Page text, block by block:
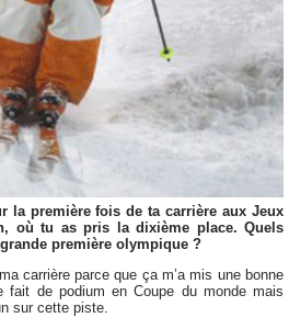
la première fois de ta carrière aux Jeux
où tu as pris la dixième place. Quels
première olympique ?
carrière parce que ça m’a mis une bonne
fait de podium en Coupe du monde mais
sur cette piste.